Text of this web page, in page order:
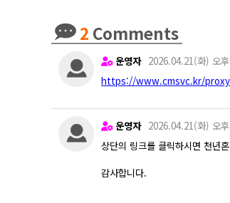
2 Comments
운영자 2026.04.21(화) 오
https://www.cmsvc.kr/proxy/
운영자 2026.04.21(화) 오
상단의 링크를 클릭하시면 천년
감사합니다.